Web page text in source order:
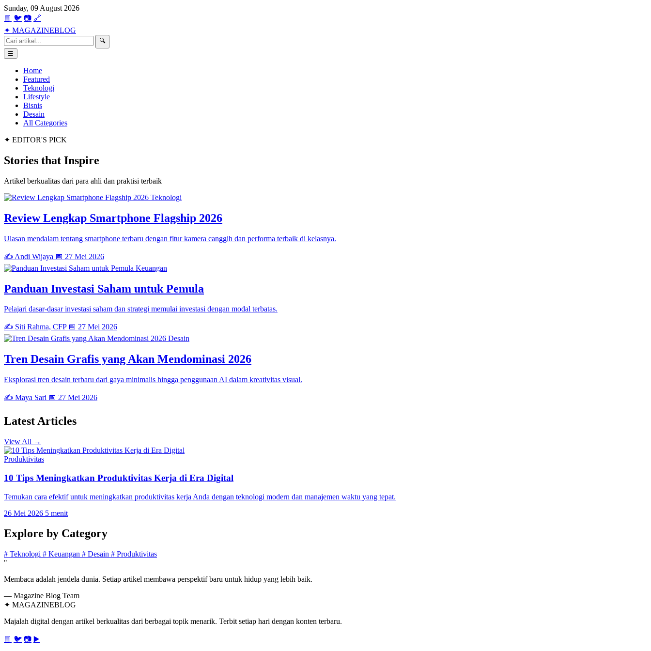
Sunday, 09 August 2026
📘 🐦 📷 🔗
✦ MAGAZINEBLOG
🔍
☰
Home
Featured
Teknologi
Lifestyle
Bisnis
Desain
All Categories
✦ EDITOR'S PICK
Stories that Inspire
Artikel berkualitas dari para ahli dan praktisi terbaik
Teknologi
Review Lengkap Smartphone Flagship 2026
Ulasan mendalam tentang smartphone terbaru dengan fitur kamera canggih dan performa terbaik di kelasnya.
✍️ Andi Wijaya 📅 27 Mei 2026
Keuangan
Panduan Investasi Saham untuk Pemula
Pelajari dasar-dasar investasi saham dan strategi memulai investasi dengan modal terbatas.
✍️ Siti Rahma, CFP 📅 27 Mei 2026
Desain
Tren Desain Grafis yang Akan Mendominasi 2026
Eksplorasi tren desain terbaru dari gaya minimalis hingga penggunaan AI dalam kreativitas visual.
✍️ Maya Sari 📅 27 Mei 2026
Latest Articles
View All →
Produktivitas
10 Tips Meningkatkan Produktivitas Kerja di Era Digital
Temukan cara efektif untuk meningkatkan produktivitas kerja Anda dengan teknologi modern dan manajemen waktu yang tepat.
26 Mei 2026 5 menit
Explore by Category
# Teknologi # Keuangan # Desain # Produktivitas
"
Membaca adalah jendela dunia. Setiap artikel membawa perspektif baru untuk hidup yang lebih baik.
— Magazine Blog Team
✦ MAGAZINEBLOG
Majalah digital dengan artikel berkualitas dari berbagai topik menarik. Terbit setiap hari dengan konten terbaru.
📘 🐦 📷 ▶️